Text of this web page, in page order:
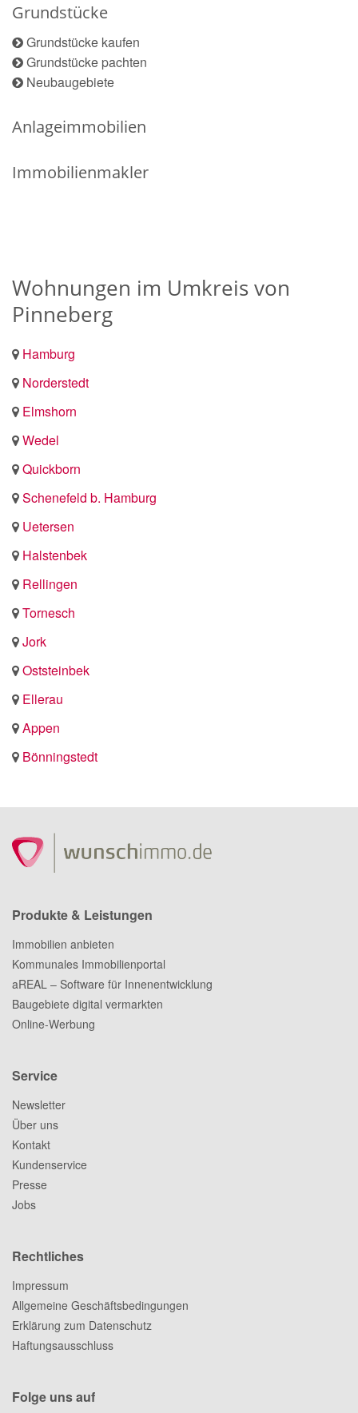
Grundstücke
Grundstücke kaufen
Grundstücke pachten
Neubaugebiete
Anlageimmobilien
Immobilienmakler
Wohnungen im Umkreis von
Pinneberg
Hamburg
Norderstedt
Elmshorn
Wedel
Quickborn
Schenefeld b. Hamburg
Uetersen
Halstenbek
Rellingen
Tornesch
Jork
Oststeinbek
Ellerau
Appen
Bönningstedt
Produkte & Leistungen
Immobilien anbieten
Kommunales Immobilienportal
aREAL – Software für Innenentwicklung
Baugebiete digital vermarkten
Online-Werbung
Service
Newsletter
Über uns
Kontakt
Kundenservice
Presse
Jobs
Rechtliches
Impressum
Allgemeine Geschäftsbedingungen
Erklärung zum Datenschutz
Haftungsausschluss
Folge uns auf